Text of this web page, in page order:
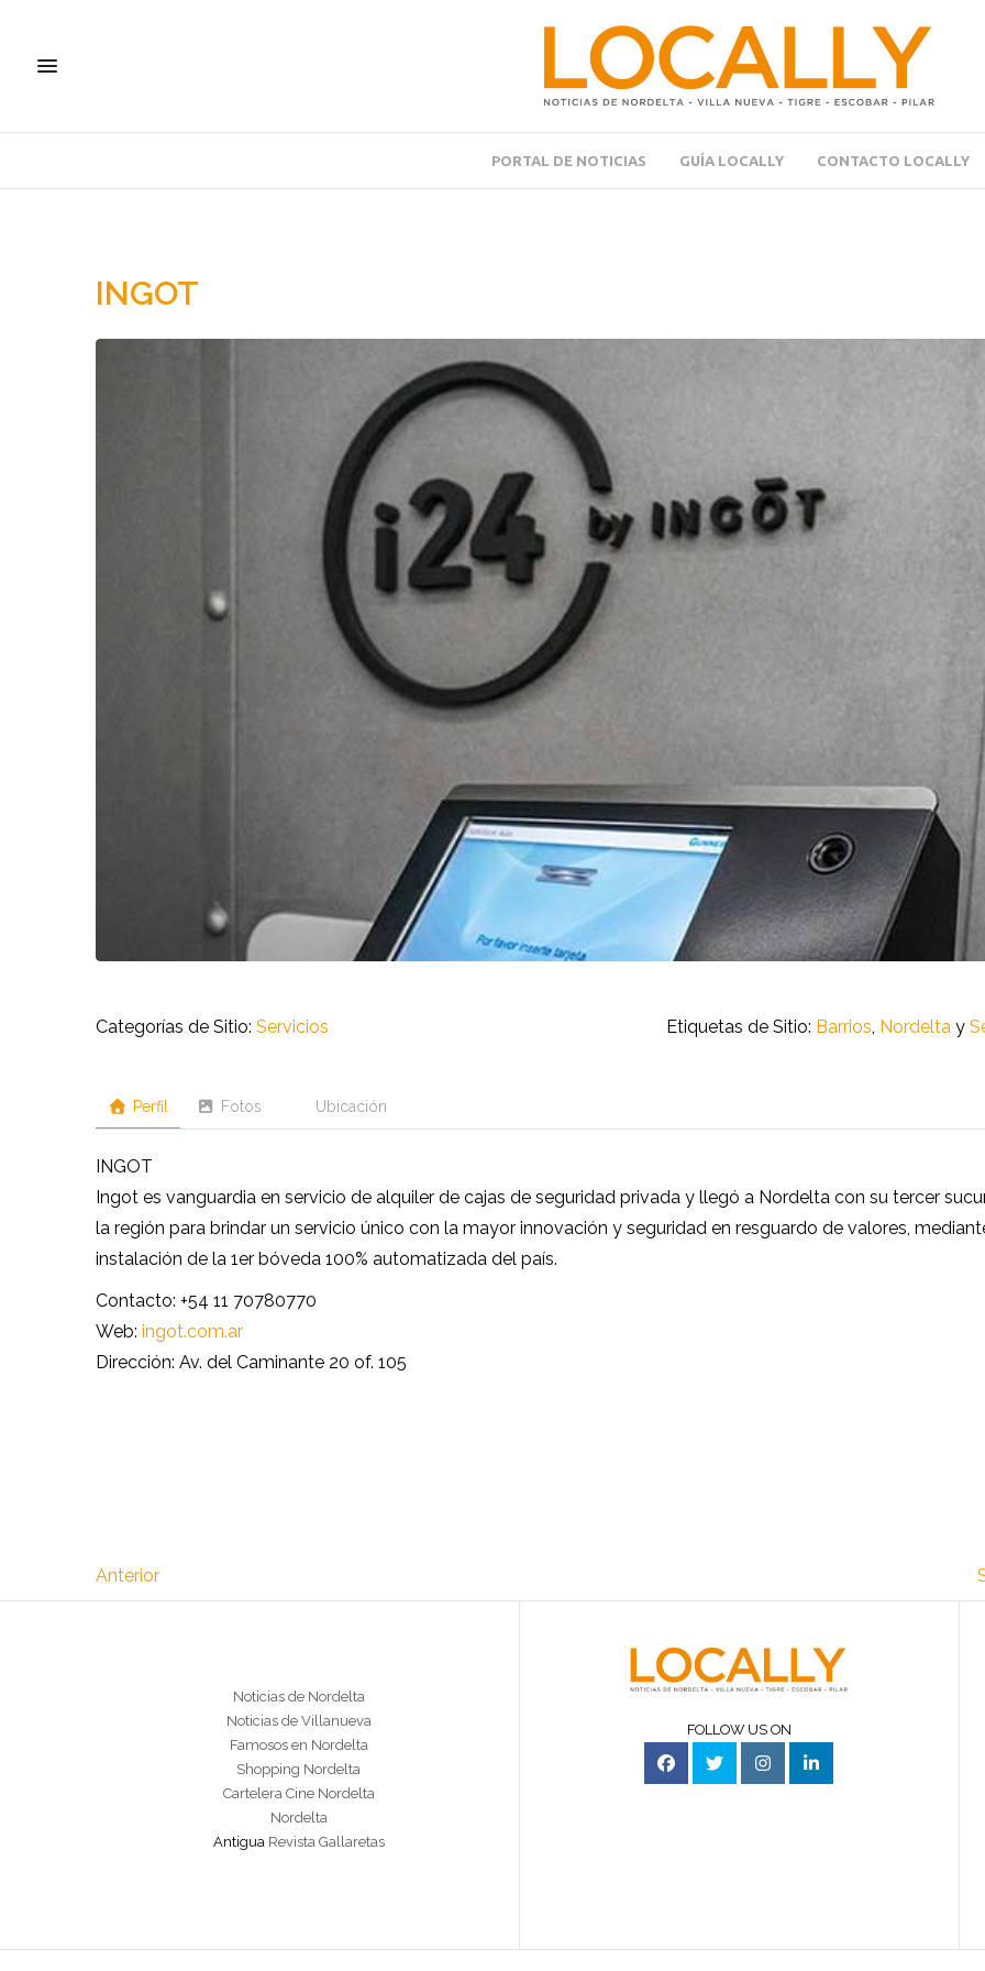
PORTAL DE NOTICIAS GUÍA LOCALLY CONTACTO LOCALLY
INGOT
Categorías de Sitio: Servicios Etiquetas de Sitio: Barrios, Nordelta y
Perfil Fotos Ubicación
INGOT
Ingot es vanguardia en servicio de alquiler de cajas de seguridad privada y llegó a Nordelta con su tercer
la región para brindar un servicio único con la mayor innovación y seguridad en resguardo de valores,
instalación de la 1er bóveda 100% automatizada del país.
Contacto: +54 11 70780770
Web: ingot.com.ar
Dirección: Av. del Caminante 20 of. 105
Anterior
Noticias de Nordelta
Noticias de Villanueva
Famosos en Nordelta
Shopping Nordelta
Cartelera Cine Nordelta
Nordelta
Antigua Revista Gallaretas
FOLLOW US ON